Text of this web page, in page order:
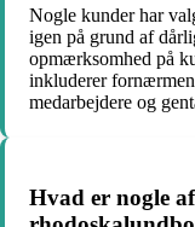
Nogle kunder har
igen på grund af
opmærksomhed på
inkluderer
medarbejdere og
Hvad er nogle